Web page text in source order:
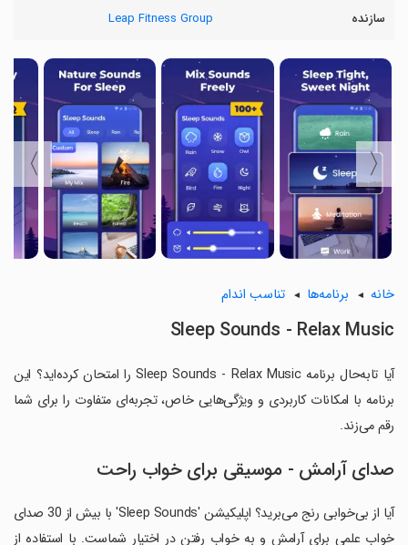
سازنده Leap Fitness Group
〈
〉
خانه برنامه‌ها تناسب اندام
Sleep Sounds - Relax Music
آیا تابه‌حال برنامه Sleep Sounds - Relax Music را امتحان کرده‌اید؟ این
برنامه با امکانات کاربردی و ویژگی‌هایی خاص، تجربه‌ای متفاوت را برای شما
رقم می‌زند.
صدای آرامش - موسیقی برای خواب راحت
آیا از بی‌خوابی رنج می‌برید؟ اپلیکیشن 'Sleep Sounds' با بیش از 30 صدای
خواب علمی برای آرامش و به خواب رفتن در اختیار شماست. با استفاده از